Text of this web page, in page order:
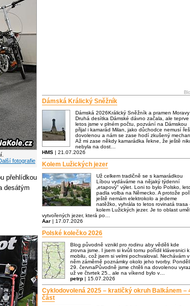
fotografie
přehlídkou
desátým
Dámská Králický Sněžník
Dámská 2026Králický Sněžník a pramen Moravy
Druhá desítka Dámské dávno začala, ale teprve
letos jsme v plném počtu, pozvání na Dámskou
přijal i kamarád Milan, jako důchodce nemusí
dovolenou a nám se zase hodí zkušený
Až mi zase někdy kamarádka řekne, že ještě
nebyla na dost…
HMS | 21.07.2026
Kolem Lužických jezer
Už celkem tradičně se s kamarádkou
Líbou vydáváme na nějaký týdenní
„etapový" výlet. Loni to bylo Polsko,
padla volba na Německo. A protože
ještě nemám elektrokolo a jedeme
natěžko, vyhrála to letos rovinatá trasa
kolem Lužických jezer. Je to oblast
vytvořených jezer, která po…
Aar | 17.07.2026
Polské kolečko 2026
Blog původně vznikl pro rodinu aby věděli kde
zrovna jsme. I jsem si kvůli tomu pořídil klávesnici k
mobilu, což jsem si velmi pochvaloval. Nechávám v
něm záměrně poznámky okolo jeho tvorby.
29. červnaPůvodně jsme chtěli na dovolenou
už ve čtvrtek 25., ale na víkend bylo v…
petrp | 15.07.2026
Cyklodovolená 2025 – kratičký okruh Balkánem –
část